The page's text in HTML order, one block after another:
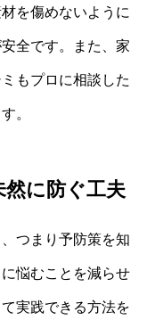
を傷めないように
全です。また、家
もプロに相談した
。
に防ぐ工夫
つまり予防策を知
悩むことを減らせ
実践できる方法を